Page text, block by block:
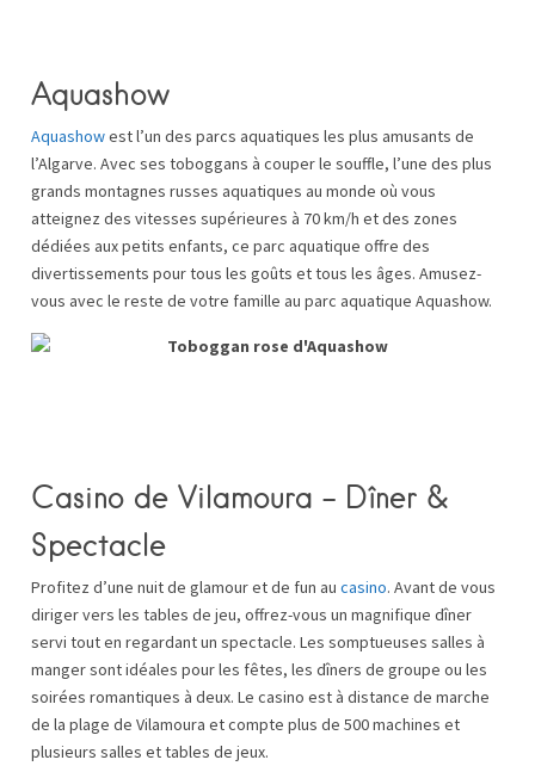
Aquashow
Aquashowest l’un des parcs aquatiques les plus amusants de
l’Algarve. Avec ses toboggans à couper le souffle, l’une des plus
grands montagnes russes aquatiques au monde où vous
atteignez des vitesses supérieures à 70 km/h et des zones
dédiées aux petits enfants, ce parc aquatique offre des
divertissements pour tous les goûts et tous les âges. Amusez-
vous avec le reste de votre famille au parc aquatique Aquashow.
Casino de Vilamoura – Dîner &
Spectacle
Profitez d’une nuit de glamour et de fun au casino. Avant de vous
diriger vers les tables de jeu, offrez-vous un magnifique dîner
servi tout en regardant un spectacle. Les somptueuses salles à
manger sont idéales pour les fêtes, les dîners de groupe ou les
soirées romantiques à deux. Le casino est à distance de marche
de la plage de Vilamoura et compte plus de 500 machines et
plusieurs salles et tables de jeux.